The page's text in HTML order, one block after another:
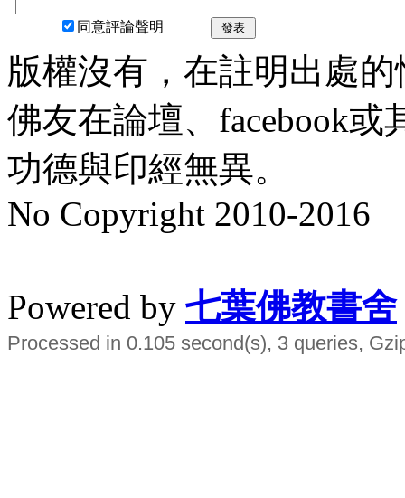
同意評論聲明 發表
版權沒有，在註明出處
佛友在論壇、facebook
功德與印經無異。
No Copyright 2010-2016
Powered by 七葉佛教書舍
Processed in 0.105 second(s), 3 queries,